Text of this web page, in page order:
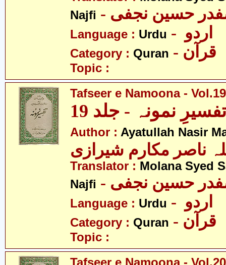
Najfi
صفدر حسین نجفی
Language : Urdu
Category : Quran - قرآن
Topic :
Tafseer e Namoona - Vol.19
تفسیرِ نمونہ - جلد 19
Author : Ayatullah Nasir
ناصر مکارم شیرازی
Translator : Molana Syed
Najfi
صفدر حسین نجفی
Language : Urdu
Category : Quran - قرآن
Topic :